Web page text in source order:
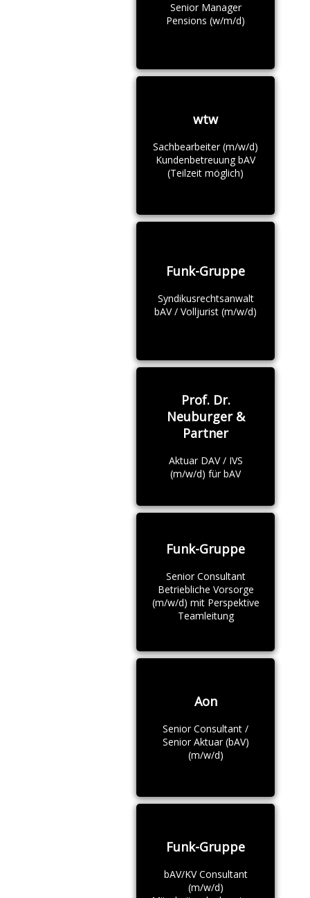
Senior Manager
Pensions (w/m/d)
wtw
Sachbearbeiter (m/w/d)
Kundenbetreuung bAV
(Teilzeit möglich)
Funk-Gruppe
Syndikusrechtsanwalt
bAV / Volljurist (m/w/d)
Prof. Dr.
Neuburger &
Partner
Aktuar DAV / IVS
(m/w/d) für bAV
Funk-Gruppe
Senior Consultant
Betriebliche Vorsorge
(m/w/d) mit Perspektive
Teamleitung
Aon
Senior Consultant /
Senior Aktuar (bAV)
(m/w/d)
Funk-Gruppe
bAV/KV Consultant
(m/w/d)